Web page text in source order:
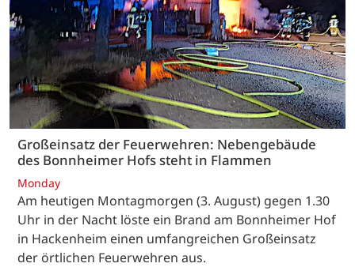
Großeinsatz der Feuerwehren: Nebengebäude
des Bonnheimer Hofs steht in Flammen
Monday
Am heutigen Montagmorgen (3. August) gegen 1.30
Uhr in der Nacht löste ein Brand am Bonnheimer Hof
in Hackenheim einen umfangreichen Großeinsatz
der örtlichen Feuerwehren aus.